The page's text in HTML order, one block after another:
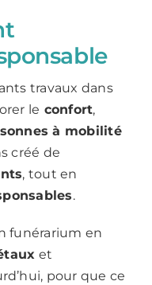
travaux dans
le confort,
à mobilité
créé de
, tout en
.
funérarium en
et
pour que ce